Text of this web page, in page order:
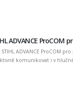
ADVANCE ProCOM
ADVANCE ProCOM
komunikovat i v hlučné